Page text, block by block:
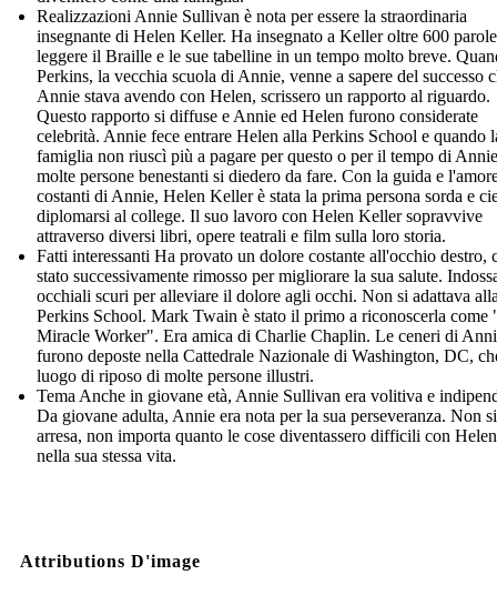
Realizzazioni Annie Sullivan è nota per essere la straordinaria
insegnante di Helen Keller. Ha insegnato a Keller oltre 600
leggere il Braille e le sue tabelline in un tempo molto breve.
Perkins, la vecchia scuola di Annie, venne a sapere del successo
Annie stava avendo con Helen, scrissero un rapporto al riguardo.
Questo rapporto si diffuse e Annie ed Helen furono considerate
celebrità. Annie fece entrare Helen alla Perkins School e quando
famiglia non riuscì più a pagare per questo o per il tempo di
molte persone benestanti si diedero da fare. Con la guida e
costanti di Annie, Helen Keller è stata la prima persona sorda e
diplomarsi al college. Il suo lavoro con Helen Keller sopravvive
attraverso diversi libri, opere teatrali e film sulla loro storia.
Fatti interessanti Ha provato un dolore costante all'occhio destro,
stato successivamente rimosso per migliorare la sua salute.
occhiali scuri per alleviare il dolore agli occhi. Non si adattava
Perkins School. Mark Twain è stato il primo a riconoscerla come
Miracle Worker". Era amica di Charlie Chaplin. Le ceneri di
furono deposte nella Cattedrale Nazionale di Washington, DC,
luogo di riposo di molte persone illustri.
Tema Anche in giovane età, Annie Sullivan era volitiva e
Da giovane adulta, Annie era nota per la sua perseveranza. Non
arresa, non importa quanto le cose diventassero difficili con
nella sua stessa vita.
Attributions D'image